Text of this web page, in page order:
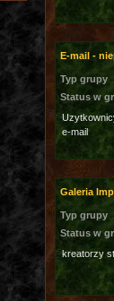
E-mail -
Typ grupy
Status w
e-mail
Galeria
Typ grupy
Status w
kreatorzy